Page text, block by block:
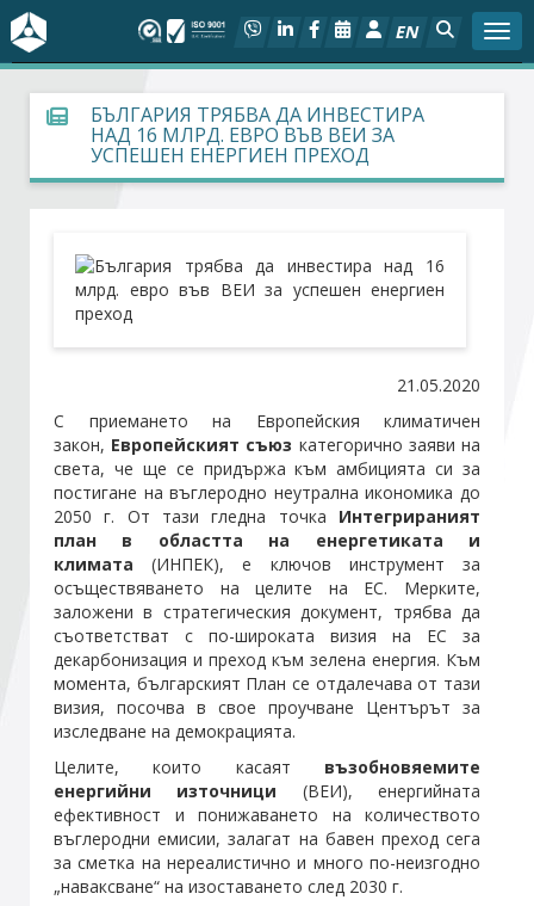
EN
За БСК
На фокус
Социален диалог
Дейности
Арбитражен съд
Проекти
Членове
Стани член
Абонирайте се!
БЪЛГАРИЯ ТРЯБВА ДА ИНВЕСТИРА
НАД 16 МЛРД. ЕВРО ВЪВ ВЕИ ЗА
УСПЕШЕН ЕНЕРГИЕН ПРЕХОД
21.05.2020
С приемането на Европейския климатичен
закон, Европейският съюз категорично заяви на
света, че ще се придържа към амбицията си за
постигане на въглеродно неутрална икономика до
2050 г. От тази гледна точка Интегрираният
план в областта на енергетиката и
климата (ИНПЕК), е ключов инструмент за
осъществяването на целите на ЕС. Мерките,
заложени в стратегическия документ, трябва да
съответстват с по-широката визия на ЕС за
декарбонизация и преход към зелена енергия. Към
момента, българският План се отдалечава от тази
визия, посочва в свое проучване Центърът за
изследване на демокрацията.
Целите, които касаят възобновяемите
енергийни източници (ВЕИ), енергийната
ефективност и понижаването на количеството
въглеродни емисии, залагат на бавен преход сега
за сметка на нереалистично и много по-неизгодно
„наваксване“ на изоставането след 2030 г.